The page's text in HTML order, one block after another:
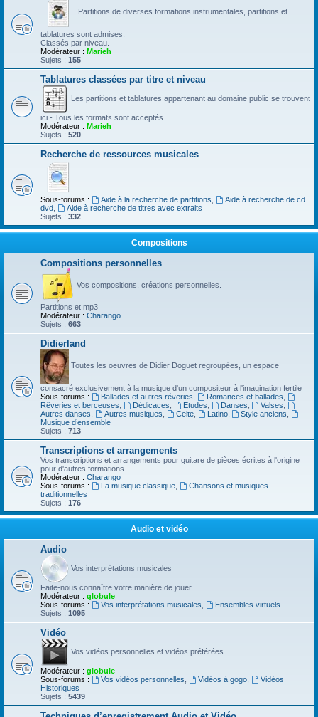
Partitions de diverses formations instrumentales, partitions et
tablatures sont admises.
Classés par niveau.
Modérateur : Marieh
Sujets : 155
Tablatures classées par titre et niveau
Les partitions et tablatures appartenant au domaine public se trouvent
ici - Tous les formats sont acceptés.
Modérateur : Marieh
Sujets : 520
Recherche de ressources musicales
Sous-forums : Aide à la recherche de partitions
Aide à recherche de cd
dvd
Aide à recherche de titres avec extraits
Sujets : 332
Compositions
Compositions personnelles
Vos compositions, créations personnelles.
Partitions et mp3
Modérateur : Charango
Sujets : 663
Didierland
Toutes les oeuvres de Didier Doguet regroupées, un espace
consacré exclusivement à la musique d'un compositeur à l'imagination fertile
Sous-forums :
Ballades et autres réveries Romances et ballades
Rêveries et berceuses
Dédicaces Etudes Danses Valses
Autres danses
Autres musiques Celte, Latino, Style anciens
Musique d’ensemble
Sujets : 713
Transcriptions et arrangements
Vos transcriptions et arrangements pour guitare de pièces écrites à l'origine
pour d'autres formations
Modérateur : Charango
Sous-forums :
La musique classique,
Chansons et musiques
traditionnelles
Sujets : 176
Audio et vidéo
Audio
Vos interprétations musicales
Faite-nous connaître votre manière de jouer.
Modérateur : globule
Sous-forums :
Vos interprétations musicales
Ensembles virtuels
Sujets : 1095
Vidéo
Vos vidéos personnelles et vidéos préférées.
Modérateur : globule
Sous-forums :
Vos vidéos personnelles Vidéos à gogo,
Vidéos
Historiques
Sujets : 5439